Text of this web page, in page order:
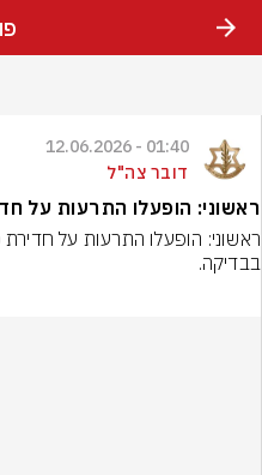
01:40 - 12.06.2026
דובר צה"ל
ראשוני: הופעלו התרעות על
בבדיקה.